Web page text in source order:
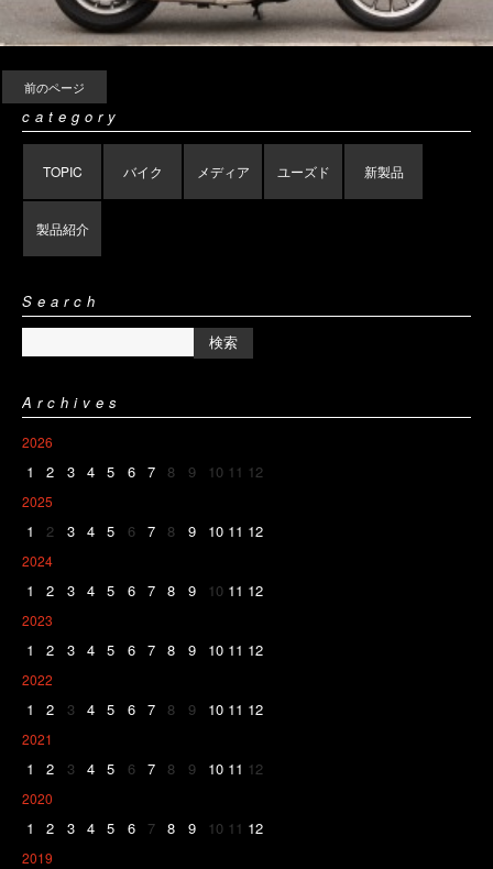
前のページ
category
TOPIC バイク メディア ユーズド 新製品
製品紹介
Search
Archives
2026
1 2 3 4 5 6 7 8 9 10 11 12
2025
1 2 3 4 5 6 7 8 9 10 11 12
2024
1 2 3 4 5 6 7 8 9 10 11 12
2023
1 2 3 4 5 6 7 8 9 10 11 12
2022
1 2 3 4 5 6 7 8 9 10 11 12
2021
1 2 3 4 5 6 7 8 9 10 11 12
2020
1 2 3 4 5 6 7 8 9 10 11 12
2019